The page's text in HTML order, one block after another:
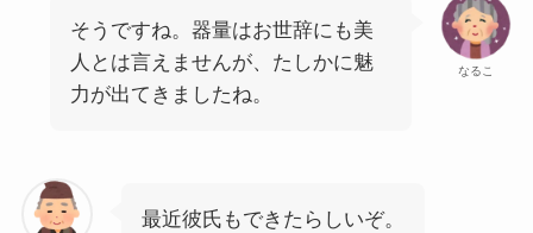
なるこ
そうですね。器量はお世辞にも美
人とは言えませんが、たしかに魅
力が出てきましたね。
最近彼氏もできたらしいぞ。